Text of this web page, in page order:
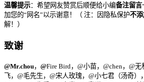
温馨提示：希望网友赞赏后顺便给小编备注留言
加您的“网名”以示谢意！（ 注：因隐私保护不
解！）
致谢
@Mr.chou， @Fire Bird，@小苗，@chen，@
飞，@毛先生，@宋人玫瑰，@小七君（汤奇）